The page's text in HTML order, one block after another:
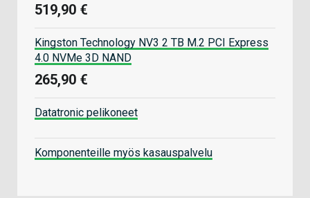
519,90 €
Kingston Technology NV3 2 TB M.2 PCI Express
4.0 NVMe 3D NAND
265,90 €
Datatronic pelikoneet
Komponenteille myös kasauspalvelu